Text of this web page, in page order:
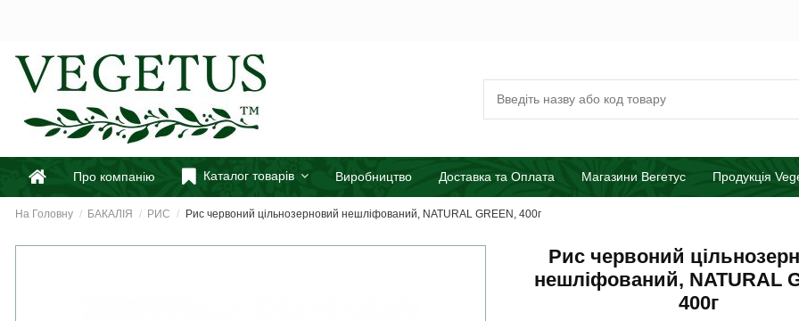
Про компанію Каталог товарів Виробництво Доставка та Оплата Магазини Вегетус Продукція
На Головну БАКАЛІЯ РИС Рис червоний цільнозерновий нешліфований, NATURAL GREEN, 400г
Рис червоний
нешліфований, NATURAL
400г